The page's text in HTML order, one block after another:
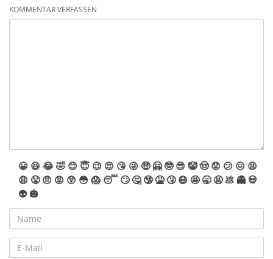
KOMMENTAR VERFASSEN
😀 😆 😂🤣 😊 😇 😉 😍 😘 😜 🤑 🤗 🤓 😎 🤡🤠 😟 😕 😖 😫
😩 😤 😠 😡 😲 😳 😱 😴 🙄 🤔 🤥 🤮 🤧 😷 🤩 🥱 🤬 💩 👻 💀
👽 🎃